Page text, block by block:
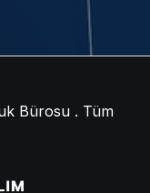
Bürosu . Tüm